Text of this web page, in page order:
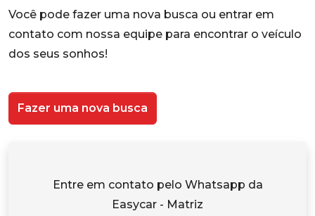
Você pode fazer uma nova busca ou entrar em
contato com nossa equipe para encontrar o veículo
dos seus sonhos!
Fazer uma nova busca
Entre em contato pelo Whatsapp da
Easycar - Matriz